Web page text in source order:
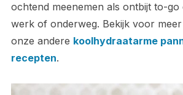
ochtend meenemen als ontbijt to-
werk of onderweg. Bekijk voor
onze andere koolhydraatarme
recepten.